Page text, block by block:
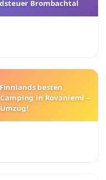
Brombachtal
besten
in Rovaniemi –